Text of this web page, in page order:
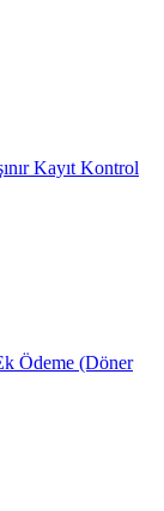
Kayıt Kontrol
Ödeme (Döner